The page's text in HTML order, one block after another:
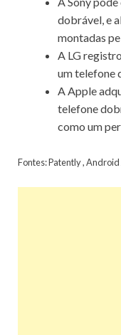
dobrável, e
montadas
A LG
um telefone
A Apple
telefone
como um
Fontes:Patently,